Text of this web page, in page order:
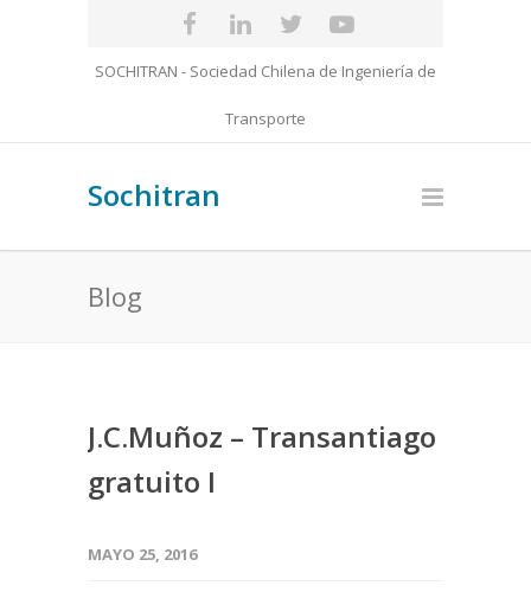
SOCHITRAN - Sociedad Chilena de Ingeniería de
Transporte
Sochitran
Blog
J.C.Muñoz – Transantiago
gratuito I
MAYO 25, 2016